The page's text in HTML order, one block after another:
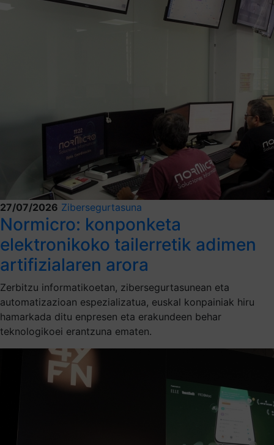
27/07/2026 Zibersegurtasuna
Normicro: konponketa
elektronikoko tailerretik adimen
artifizialaren arora
Zerbitzu informatikoetan, zibersegurtasunean eta
automatizazioan espezializatua, euskal konpainiak hiru
hamarkada ditu enpresen eta erakundeen behar
teknologikoei erantzuna ematen.